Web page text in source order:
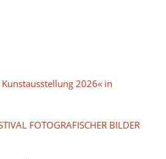
2026« in
FOTOGRAFISCHER BILDER